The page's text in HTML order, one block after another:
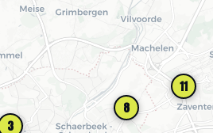
11
3
8